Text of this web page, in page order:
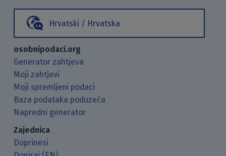
Hrvatski / Hrvatska
osobnipodaci.org
Generator zahtjeva
Moji zahtjevi
Moji spremljeni podaci
Baza podataka poduzeća
Napredni generator
Zajednica
Doprinesi